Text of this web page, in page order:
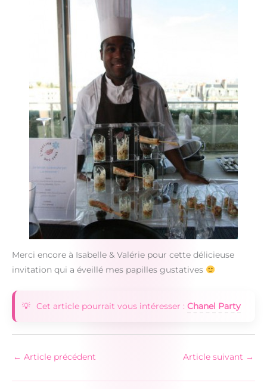
Merci encore à Isabelle & Valérie pour cette délicieuse
invitation qui a éveillé mes papilles gustatives
Cet article pourrait vous intéresser : Chanel Party
← Article précédent Article suivant →